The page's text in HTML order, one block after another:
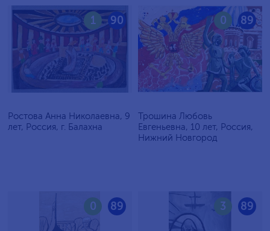
90
1
Ростова Анна Николаевна, 9
лет, Россия, г. Балахна
89
0
Трошина Любовь
Евгеньевна, 10 лет, Россия,
Нижний Новгород
89
0 89
3